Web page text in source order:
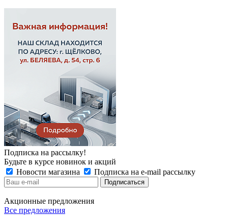
Подписка на рассылку!
Будьте в курсе новинок и акций
Новости магазина
Подписка на e-mail рассылку
Акционные предложения
Все предложения